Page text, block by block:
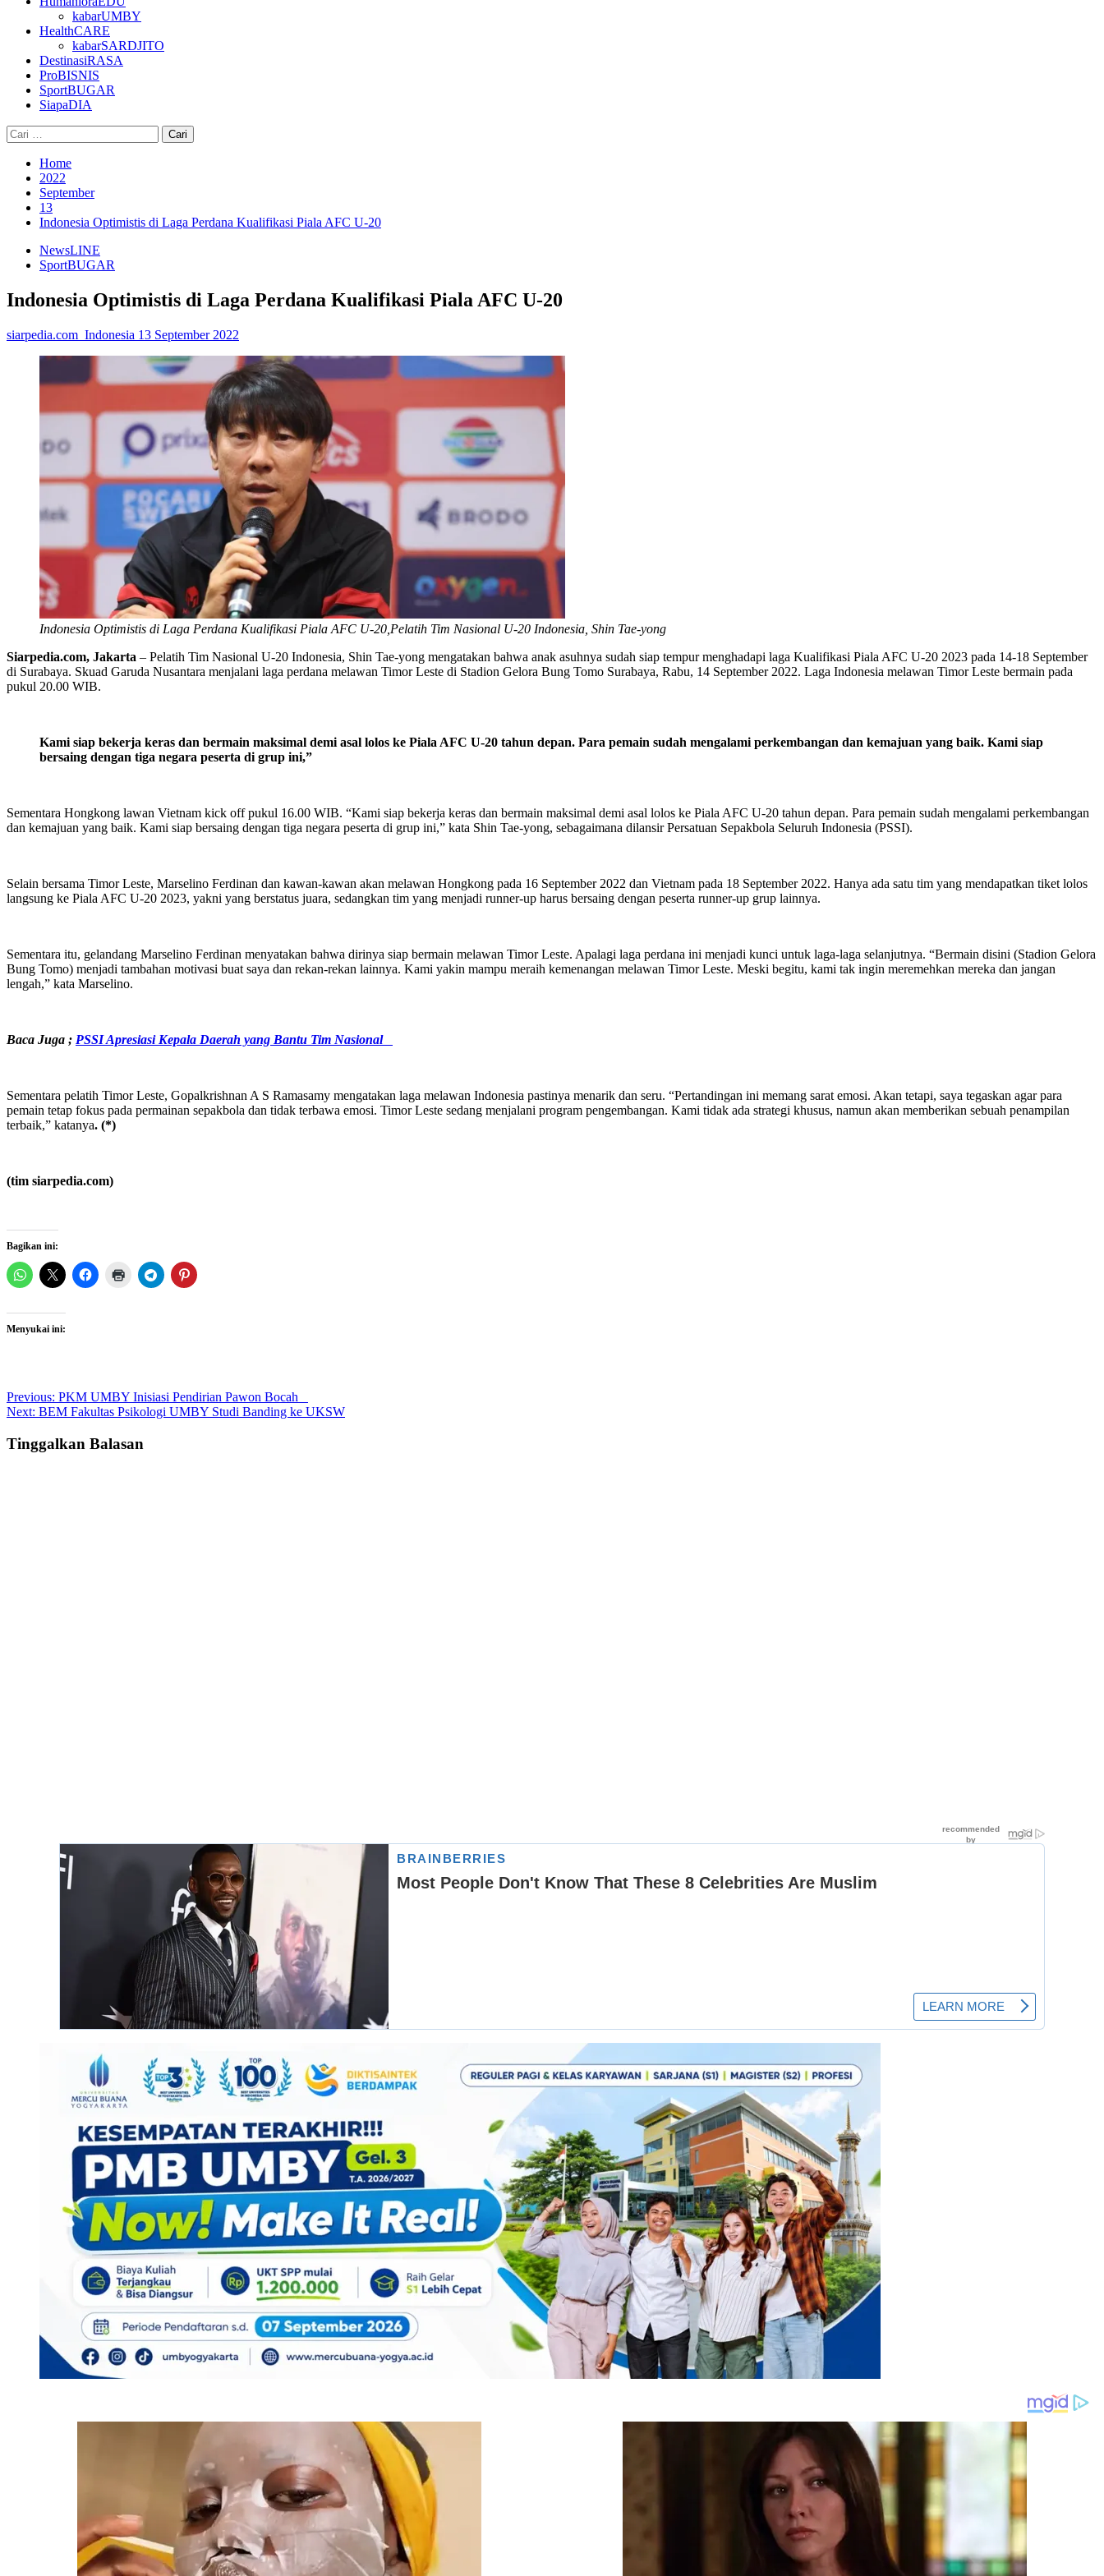
kabarUMBY
HealthCARE
kabarSARDJITO
DestinasiRASA
ProBISNIS
SportBUGAR
SiapaDIA
Cari
untuk:
Home
2022
September
13
Indonesia Optimistis di Laga Perdana Kualifikasi Piala AFC U-20
NewsLINE
SportBUGAR
Indonesia Optimistis di Laga Perdana Kualifikasi Piala AFC U-20
siarpedia.com_Indonesia 13 September 2022
Indonesia Optimistis di Laga Perdana Kualifikasi Piala AFC U-20,Pelatih Tim Nasional U-20 Indonesia, Shin Tae-yong
Siarpedia.com, Jakarta – Pelatih Tim Nasional U-20 Indonesia, Shin Tae-yong mengatakan bahwa anak asuhnya sudah siap tempur menghadapi laga Kualifikasi Piala AFC U-20 2023 pada 14-18 September
di Surabaya. Skuad Garuda Nusantara menjalani laga perdana melawan Timor Leste di Stadion Gelora Bung Tomo Surabaya, Rabu, 14 September 2022. Laga Indonesia melawan Timor Leste bermain pada
pukul 20.00 WIB.
Kami siap bekerja keras dan bermain maksimal demi asal lolos ke Piala AFC U-20 tahun depan. Para pemain sudah mengalami perkembangan dan kemajuan yang baik. Kami siap
bersaing dengan tiga negara peserta di grup ini,”
Sementara Hongkong lawan Vietnam kick off pukul 16.00 WIB. “Kami siap bekerja keras dan bermain maksimal demi asal lolos ke Piala AFC U-20 tahun depan. Para pemain sudah mengalami perkembangan
dan kemajuan yang baik. Kami siap bersaing dengan tiga negara peserta di grup ini,” kata Shin Tae-yong, sebagaimana dilansir Persatuan Sepakbola Seluruh Indonesia (PSSI).
Selain bersama Timor Leste, Marselino Ferdinan dan kawan-kawan akan melawan Hongkong pada 16 September 2022 dan Vietnam pada 18 September 2022. Hanya ada satu tim yang mendapatkan tiket lolos
langsung ke Piala AFC U-20 2023, yakni yang berstatus juara, sedangkan tim yang menjadi runner-up harus bersaing dengan peserta runner-up grup lainnya.
Sementara itu, gelandang Marselino Ferdinan menyatakan bahwa dirinya siap bermain melawan Timor Leste. Apalagi laga perdana ini menjadi kunci untuk laga-laga selanjutnya. “Bermain disini (Stadion Gelora
Bung Tomo) menjadi tambahan motivasi buat saya dan rekan-rekan lainnya. Kami yakin mampu meraih kemenangan melawan Timor Leste. Meski begitu, kami tak ingin meremehkan mereka dan jangan
lengah,” kata Marselino.
Baca Juga ; PSSI Apresiasi Kepala Daerah yang Bantu Tim Nasional
Sementara pelatih Timor Leste, Gopalkrishnan A S Ramasamy mengatakan laga melawan Indonesia pastinya menarik dan seru. “Pertandingan ini memang sarat emosi. Akan tetapi, saya tegaskan agar para
pemain tetap fokus pada permainan sepakbola dan tidak terbawa emosi. Timor Leste sedang menjalani program pengembangan. Kami tidak ada strategi khusus, namun akan memberikan sebuah penampilan
terbaik,” katanya. (*)
(tim siarpedia.com)
Bagikan ini:
Menyukai ini:
Post
navigation
Previous: PKM UMBY Inisiasi Pendirian Pawon Bocah
Next: BEM Fakultas Psikologi UMBY Studi Banding ke UKSW
Tinggalkan Balasan